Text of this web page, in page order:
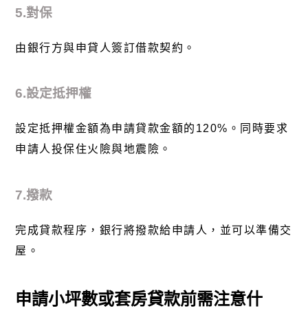
5.對保
由銀行方與申貸人簽訂借款契約。
6.設定抵押權
設定抵押權金額為申請貸款金額的120%。同時要求
申請人投保住火險與地震險。
7.撥款
完成貸款程序，銀行將撥款給申請人，並可以準備交
屋。
申請小坪數或套房貸款前需注意什